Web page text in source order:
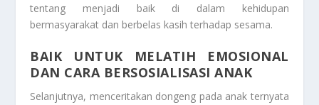
tentang menjadi baik di dalam kehidupan
bermasyarakat dan berbelas kasih terhadap sesama.
BAIK UNTUK MELATIH EMOSIONAL
DAN CARA BERSOSIALISASI ANAK
Selanjutnya, menceritakan dongeng pada anak ternyata